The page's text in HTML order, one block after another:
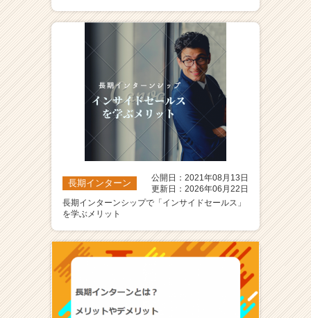
長期インターン
公開日：2021年08月13日
更新日：2026年06月22日
長期インターンシップで「インサイドセールス」
を学ぶメリット